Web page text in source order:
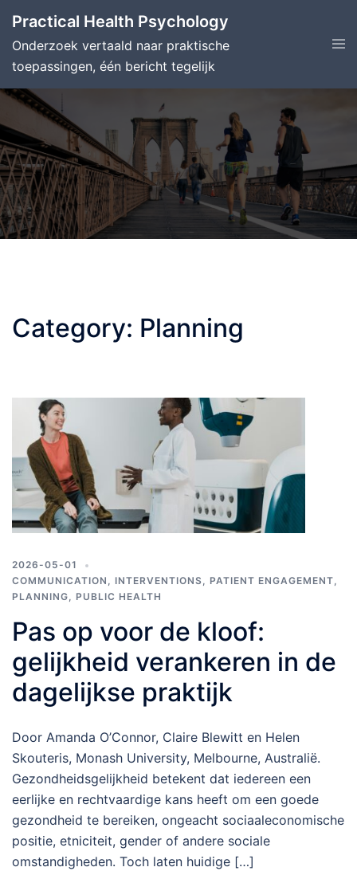
content
Practical Health Psychology
Onderzoek vertaald naar praktische
toepassingen, één bericht tegelijk
Category: Planning
2026-05-01
COMMUNICATION , INTERVENTIONS, PATIENT ENGAGEMENT,
PLANNING, PUBLIC HEALTH
Pas op voor de kloof:
gelijkheid verankeren in de
dagelijkse praktijk
Door Amanda O’Connor, Claire Blewitt en Helen
Skouteris, Monash University, Melbourne, Australië.
Gezondheidsgelijkheid betekent dat iedereen een
eerlijke en rechtvaardige kans heeft om een goede
gezondheid te bereiken, ongeacht sociaaleconomische
positie, etniciteit, gender of andere sociale
omstandigheden. Toch laten huidige […]